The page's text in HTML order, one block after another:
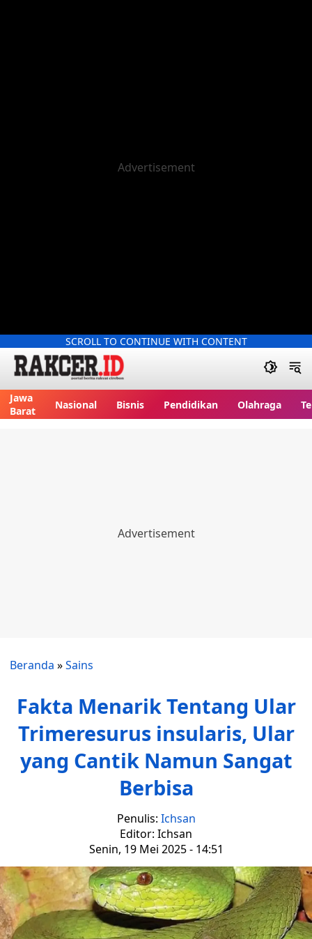
SCROLL TO CONTINUE WITH CONTENT
Jawa
Barat
Nasional Bisnis Pendidikan Olahraga
Beranda »Sains
Fakta Menarik Tentang Ular
Trimeresurus insularis, Ular
yang Cantik Namun Sangat
Berbisa
Penulis: Ichsan
Editor: Ichsan
Senin, 19 Mei 2025 - 14:51